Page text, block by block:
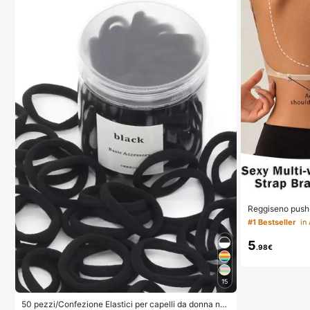
15
50 pezzi/Confezione Elastici per capelli da donna ner
Reggiseno
a U invisibile
ine regolabili,
arne per
tto il giorno
#1 Bestseller
5.98€